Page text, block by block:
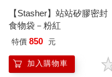
【Stasher】站站矽膠密封
食物袋－粉紅
特價 850 元
加入購物車